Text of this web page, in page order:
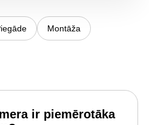
Montāža
ir piemērotāka